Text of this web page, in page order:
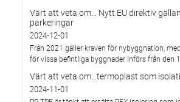
Värt att veta om… Nytt EU direktiv
parkeringar
2024-12-01
Från 2021 gäller kraven för nybyggnation,
för vissa befintliga byggnader införs från den
Värt att veta om…termoplast som
2024-11-01